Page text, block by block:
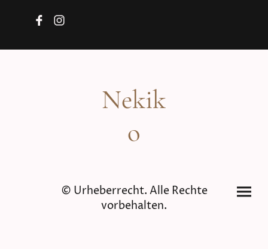
Nekik
o
© Urheberrecht. Alle Rechte
vorbehalten.